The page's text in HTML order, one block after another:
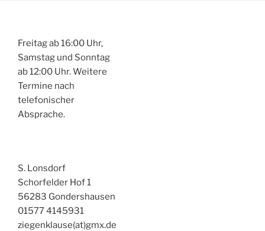
Freitag ab 16:00 Uhr,
Samstag und Sonntag
ab 12:00 Uhr. Weitere
Termine nach
telefonischer
Absprache.
S. Lonsdorf
Schorfelder Hof 1
56283 Gondershausen
01577 4145931
ziegenklause(at)gmx.de